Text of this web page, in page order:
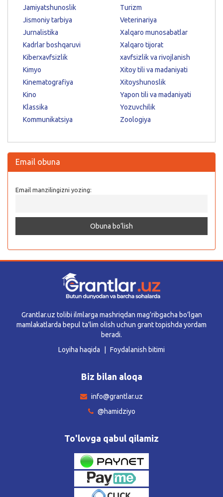
Jamiyatshunoslik
Jismoniy tarbiya
Jurnalistika
Kadrlar boshqaruvi
Kiberxavfsizlik
Kimyo
Kinematografiya
Kino
Klassika
Kommunikatsiya
Turizm
Veterinariya
Xalqaro munosabatlar
Xalqaro tijorat
xavfsizlik va rivojlanish
Xitoy tili va madaniyati
Xitoyshunoslik
Yapon tili va madaniyati
Yozuvchilik
Zoologiya
Email obuna
Email manzilingizni yozing:
Grantlar.uz tolibi ilmlarga mashriqdan mag’ribgacha bo’lgan
mamlakatlarda bepul ta’lim olish uchun grant topishda yordam
beradi.
Loyiha haqida
Foydalanish bitimi
Biz bilan aloqa
info@grantlar.uz
@hamidziyo
To'lovga qabul qilamiz